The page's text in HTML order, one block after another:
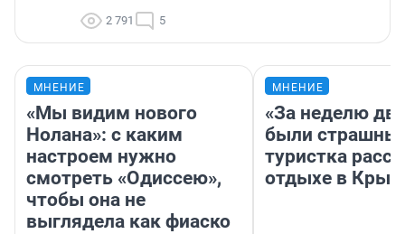
2 791 5
МНЕНИЕ
«Мы видим нового
Нолана»: с каким
настроем нужно
смотреть «Одиссею»,
чтобы она не
выглядела как фиаско
МНЕНИЕ
«За неделю
были
туристка
отдыхе в